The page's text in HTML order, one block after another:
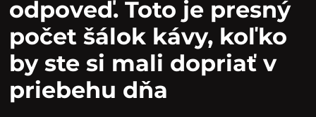
odpoveď. Toto je presný
počet šálok kávy, koľko
by ste si mali dopriať v
priebehu dňa